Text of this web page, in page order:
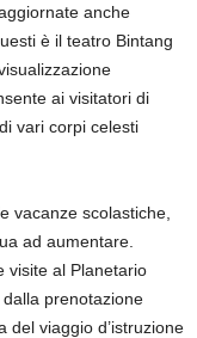
anche
è il teatro Bintang
ai visitatori di
vari corpi celesti
vacanze scolastiche,
ad aumentare.
visite al Planetario
prenotazione
del viaggio d’istruzione